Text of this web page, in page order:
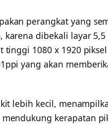
perangkat yang
dibekali layar 5,5
tinggi 1080 x 1920
yang akan
lebih kecil,
mendukung kerapatan